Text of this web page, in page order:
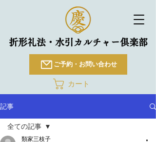
折形礼法・水引カルチャー倶楽部
ご予約・お問い合わせ
カート
記事
全ての記事
類家三枝子